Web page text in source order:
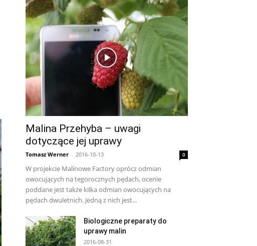
Malina Przehyba – uwagi
dotyczące jej uprawy
Tomasz Werner - 2016-10-13 0
W projekcie Malinowe Factory oprócz odmian
owocujących na tegorocznych pędach, ocenie
poddane jest także kilka odmian owocujących na
pędach dwuletnich. Jedną z nich jest...
Biologiczne preparaty do
uprawy malin
2016-08-31